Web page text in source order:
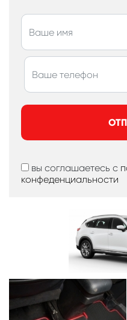
вы соглашаетесь с
конфеденциальности